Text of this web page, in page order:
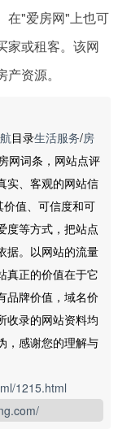
在"爱房网"上也可
家或租客。该网
资源。
目录生活服务/房
网词条，网站点评
实、客观的网站信
价值、可信度和可
度等方式，把站点
据。以网站的流量
真正的价值在于它
品牌价值，域名价
收录的网站资料均
，感谢您的理解与
1215.html